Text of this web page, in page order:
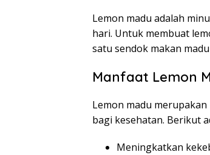
Lemon madu adalah
hari. Untuk membuat
satu sendok makan
Manfaat Lemon
Lemon madu
bagi kesehatan. Berikut
Meningkatkan